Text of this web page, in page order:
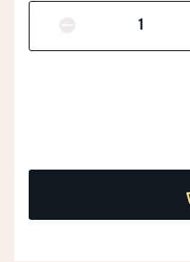
Antall
Artikkelnummer